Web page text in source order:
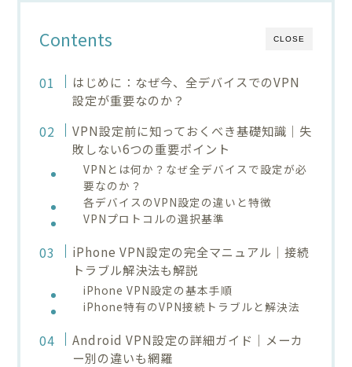
CLOSE
Contents
はじめに：なぜ今、全デバイスでのVPN
設定が重要なのか？
VPN設定前に知っておくべき基礎知識｜失
敗しない6つの重要ポイント
VPNとは何か？なぜ全デバイスで設定が必
要なのか？
各デバイスのVPN設定の違いと特徴
VPNプロトコルの選択基準
iPhone VPN設定の完全マニュアル｜接続
トラブル解決法も解説
iPhone VPN設定の基本手順
iPhone特有のVPN接続トラブルと解決法
Android VPN設定の詳細ガイド｜メーカ
ー別の違いも網羅